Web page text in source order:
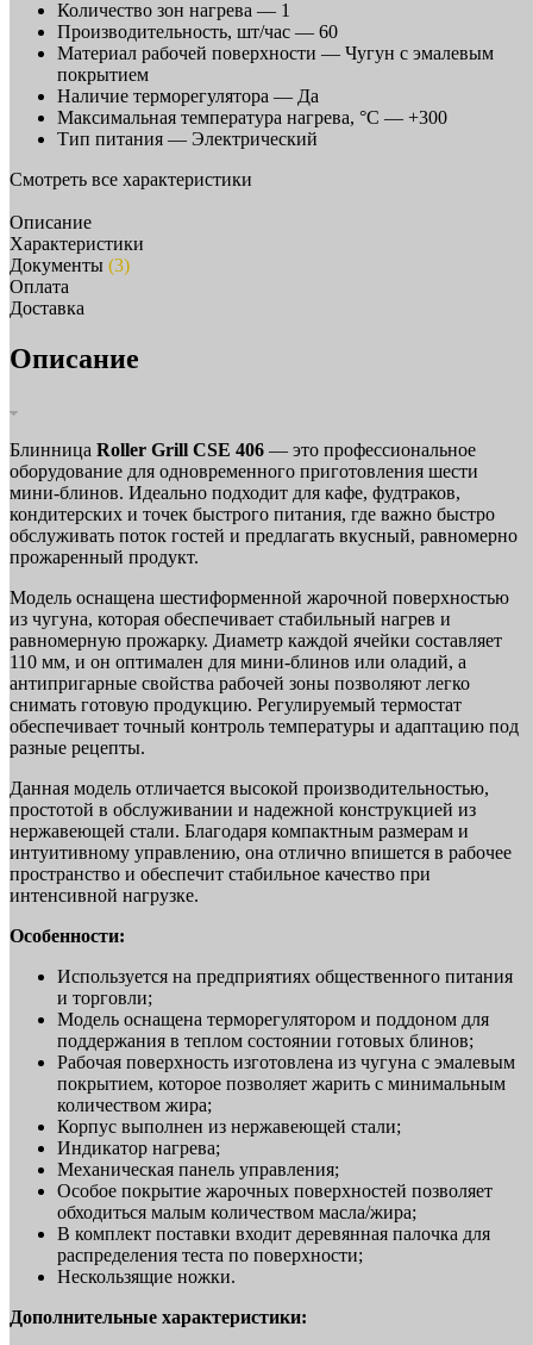
Количество зон нагрева — 1
Производительность, шт/час — 60
Материал рабочей поверхности — Чугун с эмалевым
покрытием
Наличие терморегулятора — Да
Максимальная температура нагрева, °C — +300
Тип питания — Электрический
Смотреть все характеристики
Описание
Характеристики
Документы (3)
Оплата
Доставка
Описание
Блинница Roller Grill CSE 406 — это профессиональное
оборудование для одновременного приготовления шести
мини-блинов. Идеально подходит для кафе, фудтраков,
кондитерских и точек быстрого питания, где важно быстро
обслуживать поток гостей и предлагать вкусный, равномерно
прожаренный продукт.
Модель оснащена шестиформенной жарочной поверхностью
из чугуна, которая обеспечивает стабильный нагрев и
равномерную прожарку. Диаметр каждой ячейки составляет
110 мм, и он оптимален для мини-блинов или оладий, а
антипригарные свойства рабочей зоны позволяют легко
снимать готовую продукцию. Регулируемый термостат
обеспечивает точный контроль температуры и адаптацию под
разные рецепты.
Данная модель отличается высокой производительностью,
простотой в обслуживании и надежной конструкцией из
нержавеющей стали. Благодаря компактным размерам и
интуитивному управлению, она отлично впишется в рабочее
пространство и обеспечит стабильное качество при
интенсивной нагрузке.
Особенности:
Используется на предприятиях общественного питания
и торговли;
Модель оснащена терморегулятором и поддоном для
поддержания в теплом состоянии готовых блинов;
Рабочая поверхность изготовлена из чугуна с эмалевым
покрытием, которое позволяет жарить с минимальным
количеством жира;
Корпус выполнен из нержавеющей стали;
Индикатор нагрева;
Механическая панель управления;
Особое покрытие жарочных поверхностей позволяет
обходиться малым количеством масла/жира;
В комплект поставки входит деревянная палочка для
распределения теста по поверхности;
Нескользящие ножки.
Дополнительные характеристики: